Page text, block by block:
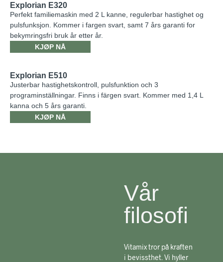
Explorian E320
Perfekt familiemaskin med 2 L kanne, regulerbar hastighet og
pulsfunksjon. Kommer i fargen svart, samt 7 års garanti for
bekymringsfri bruk år etter år.
KJØP NÅ
Explorian E510
Justerbar hastighetskontroll, pulsfunktion och 3
programinställningar. Finns i färgen svart. Kommer med 1,4 L
kanna och 5 års garanti.
KJØP NÅ
Vår
filosofi
Vitamix tror på kraften
i bevissthet. Vi hyller